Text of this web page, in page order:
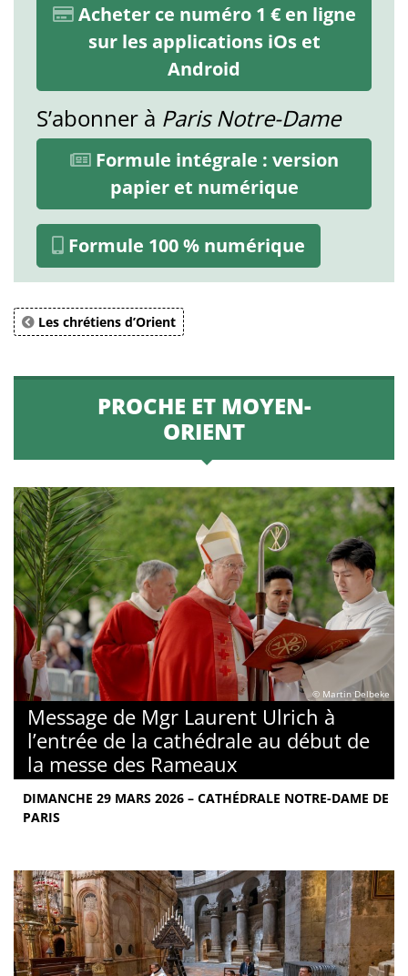
Acheter ce numéro 1 € en ligne
sur les applications iOs et
Android
S’abonner à Paris Notre-Dame
Formule intégrale : version
papier et numérique
Formule 100 % numérique
Les chrétiens d’Orient
PROCHE ET MOYEN-
ORIENT
© Martin Delbeke
Message de Mgr Laurent Ulrich à
l’entrée de la cathédrale au début de
la messe des Rameaux
DIMANCHE 29 MARS 2026 – CATHÉDRALE NOTRE-DAME DE
PARIS